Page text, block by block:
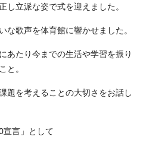
立派な姿で式を迎えました。
歌声を体育館に響かせました。
あたり今までの生活や学習を振り
と。
題を考えることの大切さをお話し
宣言」として